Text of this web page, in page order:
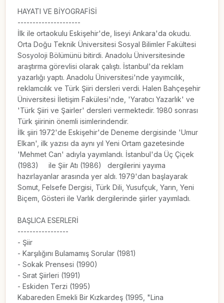
HAYATI VE BİYOGRAFİSİ
---------------------
İlk ile ortaokulu Eskişehir'de, liseyi Ankara'da okudu.
Orta Doğu Teknik Üniversitesi Sosyal Bilimler Fakültesi
Sosyoloji Bölümünü bitirdi. Anadolu Üniversitesinde
araştırma görevlisi olarak çalıştı. İstanbul'da reklam
yazarlığı yaptı. Anadolu Üniversitesi'nde yayımcılık,
reklamcılık ve Türk Şiiri dersleri verdi. Halen Bahçeşehir
Üniversitesi İletişim Fakülesi'nde, 'Yaratıcı Yazarlık' ve
'Türk Şiiri ve Şairler' dersleri vermektedir. 1980 sonrası
Türk şiirinin önemli isimlerindendir.
İlk şiiri 1972'de Eskişehir'de Deneme dergisinde 'Umur
Elkan', ilk yazısı da aynı yıl Yeni Ortam gazetesinde
'Mehmet Can' adıyla yayımlandı. İstanbul'da Üç Çiçek
(1983)     ile Şiir Atı (1986)   dergilerini yayıma
hazırlayanlar arasında yer aldı. 1979'dan başlayarak
Somut, Felsefe Dergisi, Türk Dili, Yusufçuk, Yarın, Yeni
Biçem, Gösteri ile Varlık dergilerinde şiirler yayımladı.
BAŞLICA ESERLERİ
-----------------
- Şiir
- Karşılığını Bulamamış Sorular (1981)
- Sokak Prensesi (1990)
- Sırat Şiirleri (1991)
- Eskiden Terzi (1995)
Kabareden Emekli Bir Kızkardeş (1995, "Lina